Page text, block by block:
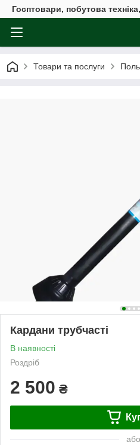
Госптовари, побутова
Товари та послуги
Кардани трубчасті
В наявності
Роздріб
2 500 ₴
або